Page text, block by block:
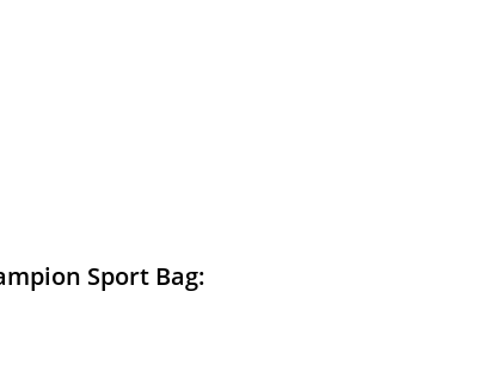
Sport Bag: